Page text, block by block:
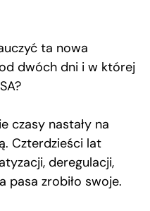
ta nowa
dwóch dni i w której
czasy nastały na
Czterdzieści lat
deregulacji,
pasa zrobiło swoje.